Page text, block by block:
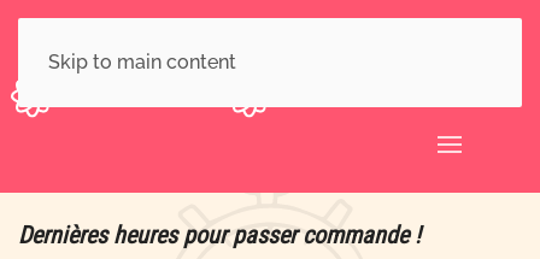
Skip to main content
Dernières heures pour passer commande !